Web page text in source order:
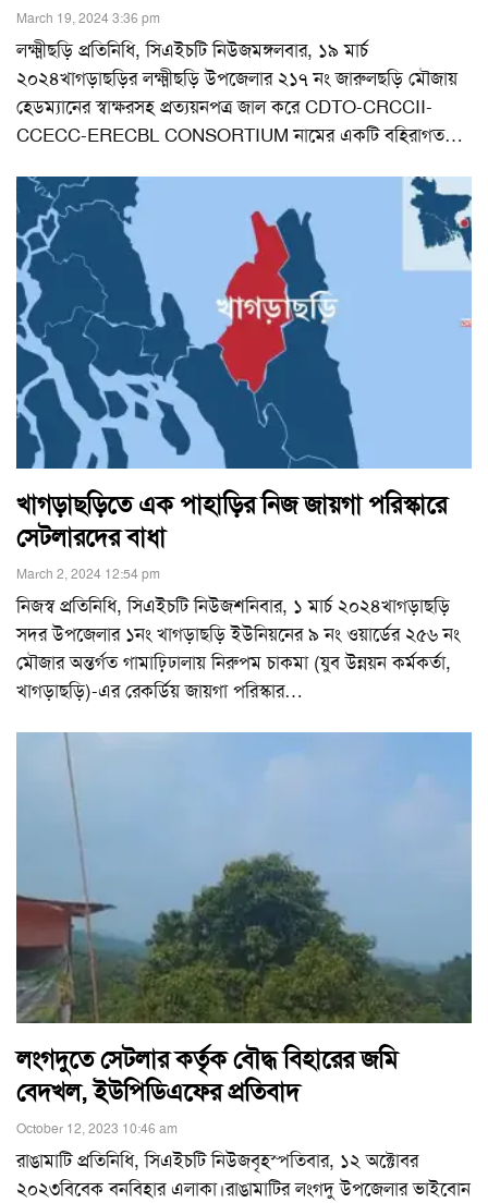
March 19, 2024 3:36 pm
লক্ষ্মীছড়ি প্রতিনিধি, সিএইচটি নিউজমঙ্গলবার, ১৯ মার্চ
২০২৪খাগড়াছড়ির লক্ষ্মীছড়ি উপজেলার ২১৭ নং জারুলছড়ি মৌজায়
হেডম্যানের স্বাক্ষরসহ প্রত্যয়নপত্র জাল করে CDTO-CRCCII-
CCECC-ERECBL CONSORTIUM নামের একটি বহিরাগত…
খাগড়াছড়িতে এক পাহাড়ির নিজ জায়গা পরিস্কারে
সেটলারদের বাধা
March 2, 2024 12:54 pm
নিজস্ব প্রতিনিধি, সিএইচটি নিউজশনিবার, ১ মার্চ ২০২৪খাগড়াছড়ি
সদর উপজেলার ১নং খাগড়াছড়ি ইউনিয়নের ৯ নং ওয়ার্ডের ২৫৬ নং
মৌজার অন্তর্গত গামাঢ়িঢালায় নিরুপম চাকমা (যুব উন্নয়ন কর্মকর্তা,
খাগড়াছড়ি)-এর রেকর্ডিয় জায়গা পরিস্কার…
লংগদুতে সেটলার কর্তৃক বৌদ্ধ বিহারের জমি
বেদখল, ইউপিডিএফের প্রতিবাদ
October 12, 2023 10:46 am
রাঙামাটি প্রতিনিধি, সিএইচটি নিউজবৃহস্পতিবার, ১২ অক্টোবর
২০২৩বিবেক বনবিহার এলাকা।রাঙামাটির লংগদু উপজেলার ভাইবোন